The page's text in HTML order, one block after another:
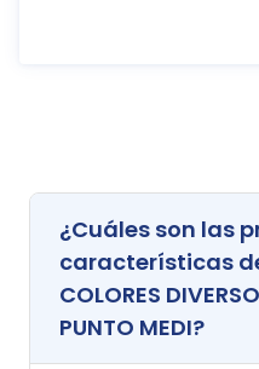
¿Cuáles son las
características de
COLORES
PUNTO MEDI?